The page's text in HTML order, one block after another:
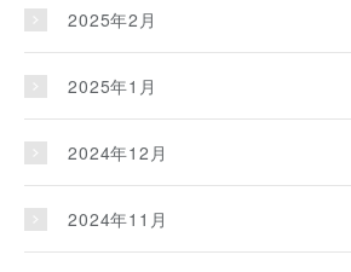
2025年2月
2025年1月
2024年12月
2024年11月